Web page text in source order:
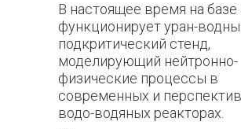
В настоящее время на
функционирует уран-
подкритический стенд,
моделирующий нейтронно-
физические процессы в
современных и
водо-водяных реакторах.